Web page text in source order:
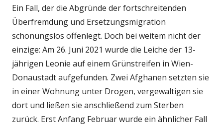
Ein Fall, der die Abgründe der fortschreitenden
Überfremdung und Ersetzungsmigration
schonungslos offenlegt. Doch bei weitem nicht der
einzige: Am 26. Juni 2021 wurde die Leiche der 13-
jährigen Leonie auf einem Grünstreifen in Wien-
Donaustadt aufgefunden. Zwei Afghanen setzten sie
in einer Wohnung unter Drogen, vergewaltigen sie
dort und ließen sie anschließend zum Sterben
zurück. Erst Anfang Februar wurde ein ähnlicher Fall